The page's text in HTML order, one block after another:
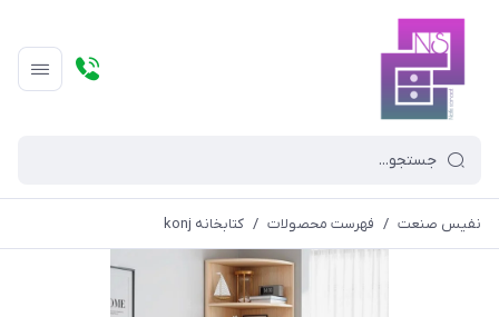
نفیس صنعت / فهرست محصولات / کتابخانه konj